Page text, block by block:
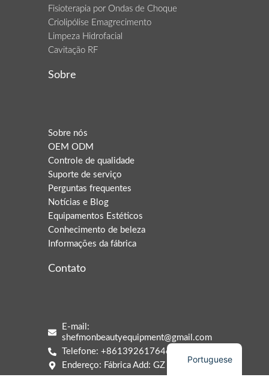
Fisioterapia por Ondas de Choque
Criolipólise Emagrecimento
Limpeza Hidrofacial
Cavitação RF
Sobre
Sobre nós
OEM ODM
Controle de qualidade
Suporte de serviço
Perguntas frequentes
Notícias e Blog
Equipamentos Estéticos
Conhecimento de beleza
Informações da fábrica
Contato
E-mail:
shefmonbeautyequipment@gmail.com
Telefone: +8613926176469
Endereço: Fábrica Add: GZ Guangdong
Portuguese
English